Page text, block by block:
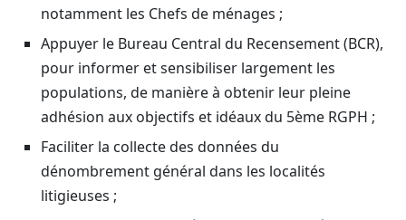
notamment les Chefs de ménages ;
Appuyer le Bureau Central du Recensement (BCR),
pour informer et sensibiliser largement les
populations, de manière à obtenir leur pleine
adhésion aux objectifs et idéaux du 5ème RGPH ;
Faciliter la collecte des données du
dénombrement général dans les localités
litigieuses ;